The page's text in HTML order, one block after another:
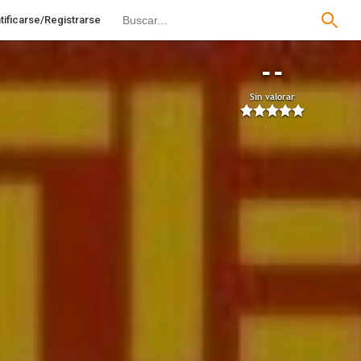
Registrarse
--
Sin valorar